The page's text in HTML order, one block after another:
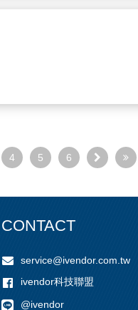
4 5 6
CONTACT
service@ivendor.com.tw
ivendor科技聯盟
@ivendor